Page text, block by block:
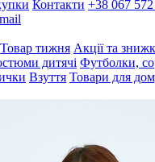
Контакти +38 067
Товар тижня Акції та
дитячі Футболки,
Взуття Товари для